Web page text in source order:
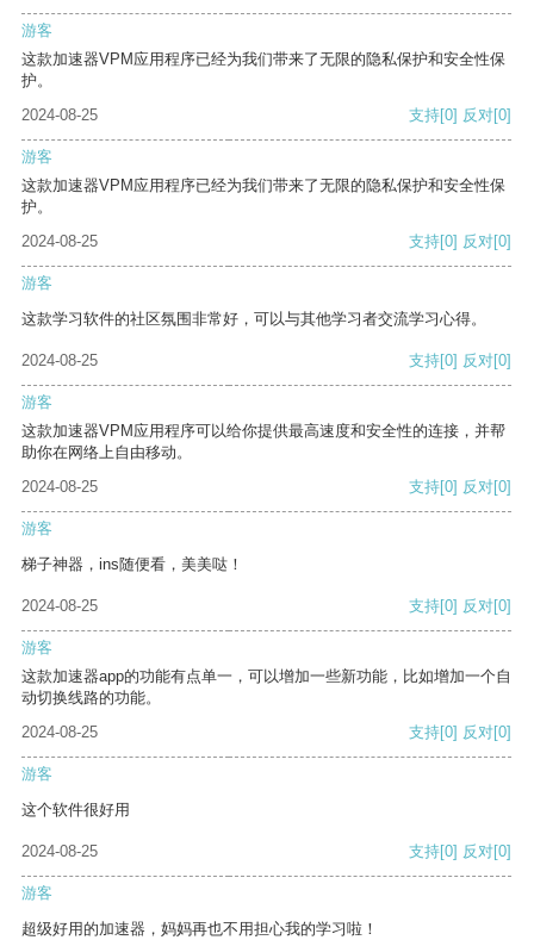
游客
这款加速器VPM应用程序已经为我们带来了无限的隐私保护和安全性保
护。
2024-08-25
支持[0] 反对[0]
游客
这款加速器VPM应用程序已经为我们带来了无限的隐私保护和安全性保
护。
2024-08-25
支持[0] 反对[0]
游客
这款学习软件的社区氛围非常好，可以与其他学习者交流学习心得。
2024-08-25 支持[0] 反对[0]
游客
这款加速器VPM应用程序可以给你提供最高速度和安全性的连接，并帮
助你在网络上自由移动。
2024-08-25
支持[0] 反对[0]
游客
梯子神器，ins随便看，美美哒！
2024-08-25 支持[0] 反对[0]
游客
这款加速器app的功能有点单一，可以增加一些新功能，比如增加一个自
动切换线路的功能。
2024-08-25
支持[0] 反对[0]
游客
这个软件很好用
2024-08-25 支持[0] 反对[0]
游客
超级好用的加速器，妈妈再也不用担心我的学习啦！